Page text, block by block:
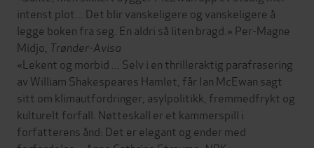
intenst plot... Det blir vanskeligere og vanskeligere å
legge boken fra seg. En aldri så liten bragd.» Per-Magne
Midjo, Trønder-Avisa
«Lekent og morbid ... Selv i en thrilleraktig parafrasering
av William Shakespeares Hamlet, får Ian McEwan sagt
sitt om klimautfordringer, asylpolitikk, fremmedfrykt og
kulturelt forfall. Nøtteskall er et kammerspill i
forfatterens ånd: Det er elegant og ender med